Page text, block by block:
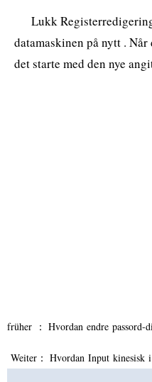
Lukk
datamaskinen på nytt .
det starte med den nye
früher ： Hvordan endre
Weiter： Hvordan Input kinesisk